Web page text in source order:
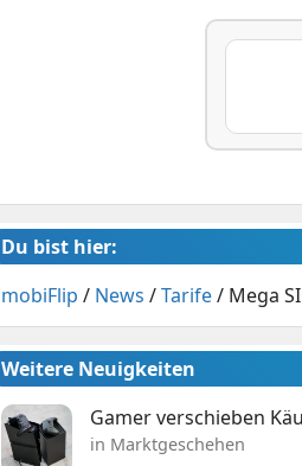
Du bist hier:
mobiFlip / News /Tarife/ Mega
Weitere Neuigkeiten
Gamer verschieben
in Marktgeschehen